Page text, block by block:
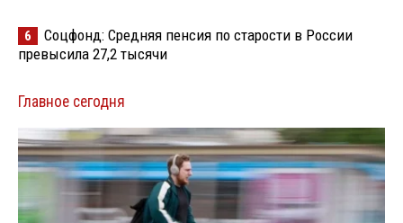
6
Соцфонд: Средняя пенсия по старости в России
превысила 27,2 тысячи
Главное сегодня